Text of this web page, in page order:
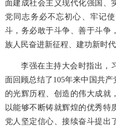
面建成社会主义现代化强国、
党同志务必不忘初心、牢记
斗，务必敢于斗争、善于斗争
族人民奋进新征程、建功新时
李强在主持大会时指出，
面回顾总结了105年来中国共
的光辉历程、创造的伟大成就
以能够不断铸就辉煌的优秀特
党人坚定信心、接续奋斗提出